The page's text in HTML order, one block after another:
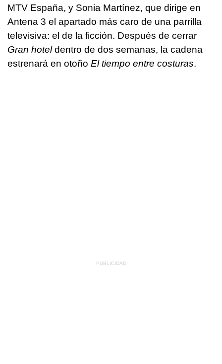
MTV España, y Sonia Martínez, que dirige en
Antena 3 el apartado más caro de una parrilla
televisiva: el de la ficción. Después de cerrar
Gran hoteldentro de dos semanas, la cadena
estrenará en otoño El tiempo entre costuras.